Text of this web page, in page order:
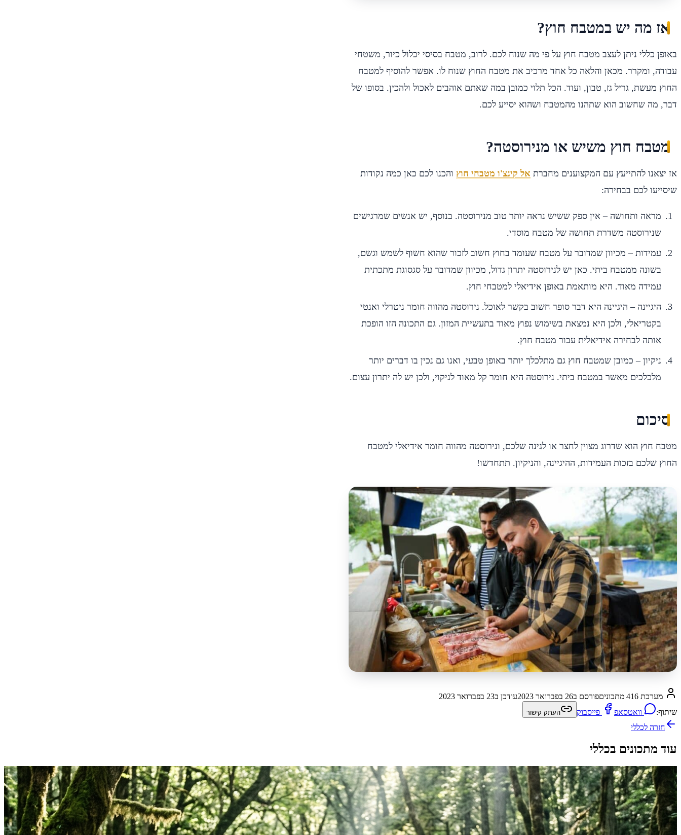
אז מה יש במטבח חוץ?
באופן כללי ניתן לעצב מטבח חוץ על פי מה שנוח לכם. לרוב, מטבח בסיסי יכלול כיור, משטחי
עבודה, ומקרר. מכאן והלאה כל אחד מרכיב את מטבח החוץ שנוח לו. אפשר להוסיף למטבח
החוץ מעשת, גריל גז, טבון, ועוד. הכל תלוי כמובן במה שאתם אוהבים לאכול ולהכין. בסופו של
דבר, מה שחשוב הוא שתהנו מהמטבח ושהוא יסייע לכם.
מטבח חוץ משיש או מנירוסטה?
אז יצאנו להתייעץ עם המקצוענים מחברת אל קינצ'ו מטבחי חוץ והכנו לכם כאן כמה נקודות
שיסייעו לכם בבחירה:
מראה ותחושה – אין ספק ששיש נראה יותר טוב מנירוסטה. בנוסף, יש אנשים שמרגישים
שנירוסטה משדרת תחושה של מטבח מוסדי.
עמידות – מכיוון שמדובר על מטבח שעומד בחוץ חשוב לזכור שהוא חשוף לשמש וגשם,
בשונה ממטבח ביתי. כאן יש לנירוסטה יתרון גדול, מכיוון שמדובר על סגסוגת מתכתית
עמידה מאוד. היא מותאמת באופן אידיאלי למטבחי חוץ.
היגיינה – היגיינה היא דבר סופר חשוב בקשר לאוכל. נירוסטה מהווה חומר ניטרלי ואנטי
בקטריאלי, ולכן היא נמצאת בשימוש נפוץ מאוד בתעשיית המזון. גם התכונה הזו הופכת
אותה לבחירה אידיאלית עבור מטבח חוץ.
ניקיון – כמובן שמטבח חוץ גם מתלכלך יותר באופן טבעי, ואנו גם נכין בו דברים יותר
מלכלכים מאשר במטבח ביתי. נירוסטה היא חומר קל מאוד לניקוי, ולכן יש לה יתרון עצום.
סיכום
מטבח חוץ הוא שדרוג מצוין לחצר או לגינה שלכם, ונירוסטה מהווה חומר אידיאלי למטבח
החוץ שלכם בזכות העמידות, ההיגיינה, והניקיון. תתחדשו!
מערכת 416 מתכונים פורסם ב26 בפברואר 2023 עודכן ב23 בפברואר 2023
שיתוף:
וואטסאפ פייסבוק העתק קישור
חזרה לכללי
עוד מתכונים בכללי